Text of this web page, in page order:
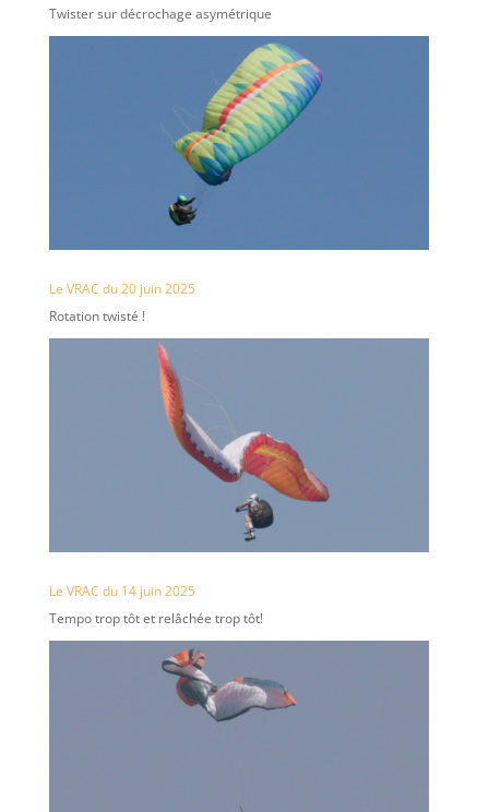
Twister sur décrochage asymétrique
Le VRAC du 20 juin 2025
Rotation twisté !
Le VRAC du 14 juin 2025
Tempo trop tôt et relâchée trop tôt!